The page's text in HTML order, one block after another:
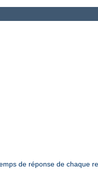
de réponse de chaque